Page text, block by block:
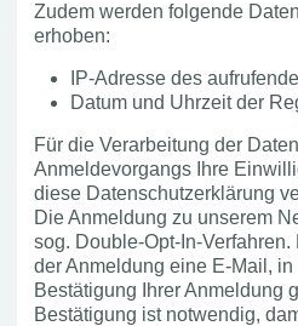
Zudem werden folgende
erhoben:
IP-Adresse des
Datum und Uhrzeit der
Für die Verarbeitung der
Anmeldevorgangs Ihre
diese Datenschutzerklärung
Die Anmeldung zu unserem
sog. Double-Opt-In-
der Anmeldung eine E-Mail,
Bestätigung Ihrer Anmeldung
Bestätigung ist notwendig,